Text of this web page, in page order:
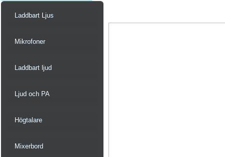
Laddbart Ljus
Mikrofoner
Laddbart ljud
Ljud och PA
Högtalare
Mixerbord